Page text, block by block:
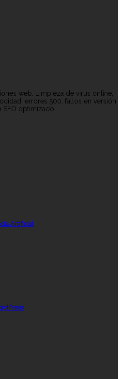
web. Limpieza de virus online,
errores 500, fallos en versión
optimizado.
Artificial